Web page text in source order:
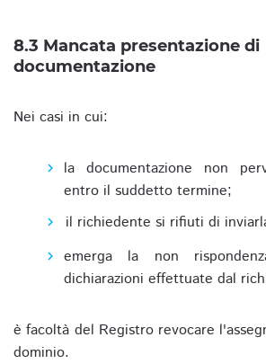
8.3 Mancata presentazione di
documentazione
Nei casi in cui:
la documentazione non
entro il suddetto termine;
il richiedente si rifiuti di
emerga la non
dichiarazioni effettuate dal
è facoltà del Registro revocare
dominio.